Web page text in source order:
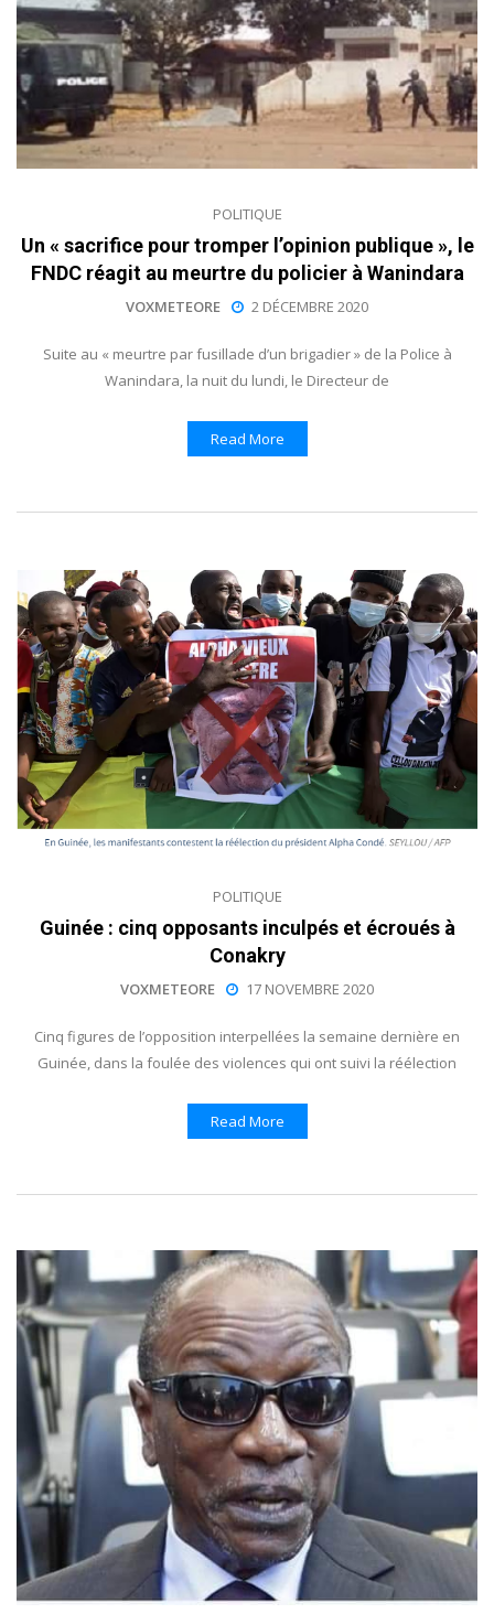
POLITIQUE
Un « sacrifice pour tromper l’opinion publique », le
FNDC réagit au meurtre du policier à Wanindara
VOXMETEORE 2 DÉCEMBRE 2020
Suite au « meurtre par fusillade d’un brigadier » de la Police à
Wanindara, la nuit du lundi, le Directeur de
Read More
POLITIQUE
Guinée : cinq opposants inculpés et écroués à
Conakry
VOXMETEORE 17 NOVEMBRE 2020
Cinq figures de l’opposition interpellées la semaine dernière en
Guinée, dans la foulée des violences qui ont suivi la réélection
Read More